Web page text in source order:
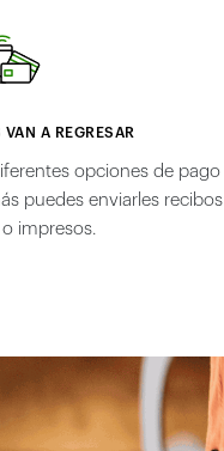
A REGRESAR
opciones de pago
puedes enviarles recibos
impresos.